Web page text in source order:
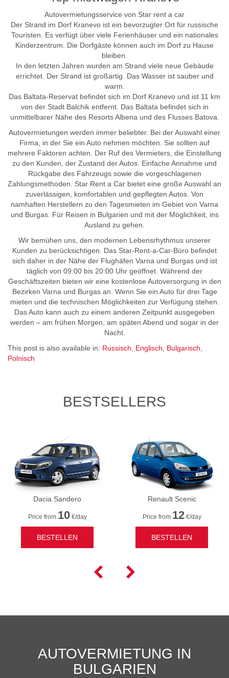
Autovermietungsservice von Star rent a car
Der Strand im Dorf Kranevo ist ein bevorzugter Ort für russische
Touristen. Es verfügt über viele Ferienhäuser und ein nationales
Kinderzentrum. Die Dorfgäste können auch im Dorf zu Hause
bleiben.
In den letzten Jahren wurden am Strand viele neue Gebäude
errichtet. Der Strand ist großartig. Das Wasser ist sauber und
warm.
Das Baltata-Reservat befindet sich im Dorf Kranevo und ist 11 km
von der Stadt Balchik entfernt. Das Baltata befindet sich in
unmittelbarer Nähe des Resorts Albena und des Flusses Batova.
Autovermietungen werden immer beliebter. Bei der Auswahl einer
Firma, in der Sie ein Auto nehmen möchten. Sie sollten auf
mehrere Faktoren achten. Der Ruf des Vermieters, die Einstellung
zu den Kunden, der Zustand der Autos. Einfache Annahme und
Rückgabe des Fahrzeugs sowie die vorgeschlagenen
Zahlungsmethoden. Star Rent a Car bietet eine große Auswahl an
zuverlässigen, komfortablen und gepflegten Autos. Von
namhaften Herstellern zu den Tagesmieten im Gebiet von Varna
und Burgas. Für Reisen in Bulgarien und mit der Möglichkeit, ins
Ausland zu gehen.
Wir bemühen uns, den modernen Lebensrhythmus unserer
Kunden zu berücksichtigen. Das Star-Rent-a-Car-Büro befindet
sich daher in der Nähe der Flughäfen Varna und Burgas und ist
täglich von 09:00 bis 20:00 Uhr geöffnet. Während der
Geschäftszeiten bieten wir eine kostenlose Autoversorgung in den
Bezirken Varna und Burgas an. Wenn Sie ein Auto für drei Tage
mieten und die technischen Möglichkeiten zur Verfügung stehen.
Das Auto kann auch zu einem anderen Zeitpunkt ausgegeben
werden – am frühen Morgen, am späten Abend und sogar in der
Nacht.
This post is also available in: Russisch Englisch
Bulgarisch
Polnisch
BESTSELLERS
Dacia Sandero
Price from 10 €/day
BESTELLEN
Renault Scenic
Price from 12 €/day
BESTELLEN
 
AUTOVERMIETUNG IN
BULGARIEN